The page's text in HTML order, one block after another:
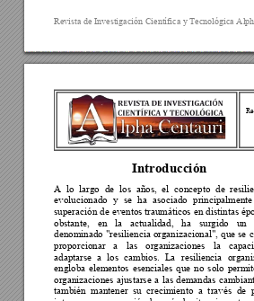
Revista de Investigación Científica y Tecnológica Alph
Introducción
A lo largo de los años, el concepto de
evolucionado y se ha asociado
superación de eventos traumáticos en distintas
obstante,
en la actualidad, ha surgido
un
denominado "resiliencia organizacional", que se
proporcionar a las organizaciones la
adaptarse a los cambios. La resiliencia org
engloba elementos esenciales que no solo
organizaciones ajustarse a las demandas
también mantener su crecimiento a través de